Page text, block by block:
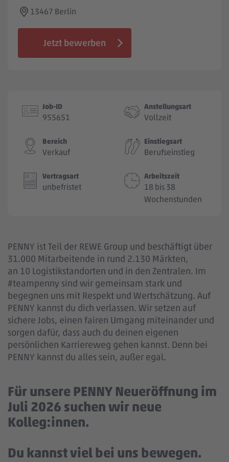
13467 Berlin
Jetzt bewerben
Job-ID
955651
Anstellungsart
Vollzeit
Bereich
Verkauf
Einstiegsart
Berufseinstieg
Vertragsart
unbefristet
Arbeitszeit
18 bis 38
Wochenstunden
PENNY ist Teil der REWE Group und beschäftigt über
31.000 Mitarbeitende in rund 2.130 Märkten,
an 10 Logistikstandorten und in den Zentralen. Im
#teampenny sind wir gemeinsam stark und
begegnen uns mit Respekt und Wertschätzung. Auf
PENNY kannst du dich verlassen. Wir setzen auf
sichere Jobs, einen fairen Umgang miteinander und
sorgen dafür, dass auch du deinen eigenen
persönlichen Karriereweg gehen kannst. Denn bei
PENNY kannst du alles sein, außer egal.
Für unsere PENNY Neueröffnung im
Juli 2026 suchen wir neue
Kolleg:innen.
Du kannst viel bei uns bewegen.